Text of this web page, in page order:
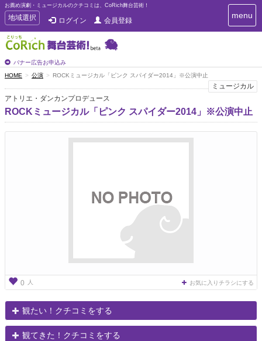
お薦め演劇・ミュージカルのクチコミは、CoRich舞台芸術！
T
o
g
g
e
n
a
v
i
g
地域選択 ログイン 会員登録
バナー広告お申込み
T
o
n
v
i
g
menu
HOME 公演 ROCKミュージカル「ピンク スパイダー2014」※公演中止
ミュージカル
アトリエ・ダンカンプロデュース
ROCKミュージカル「ピンク スパイダー2014」※公演中止
0 人 お気に入りチラシにする
観たい！クチコミをする
観てきた！クチコミをする